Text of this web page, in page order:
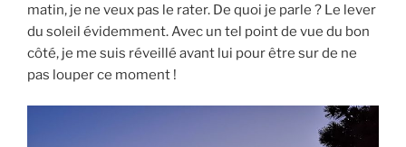
matin, je ne veux pas le rater. De quoi je parle ? Le lever
du soleil évidemment. Avec un tel point de vue du bon
côté, je me suis réveillé avant lui pour être sur de ne
pas louper ce moment !